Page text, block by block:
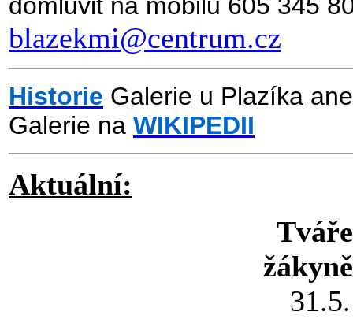
blazekmi@centrum.cz
Historie Galerie u Plazíka
Galerie na WIKIPEDII
Aktuální: